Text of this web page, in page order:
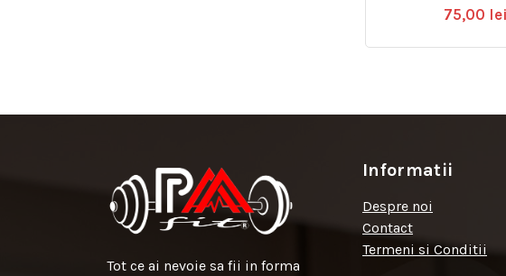
75,00 lei
Tot ce ai nevoie sa fii in forma
Informatii
Despre noi
Contact
Termeni si Conditii